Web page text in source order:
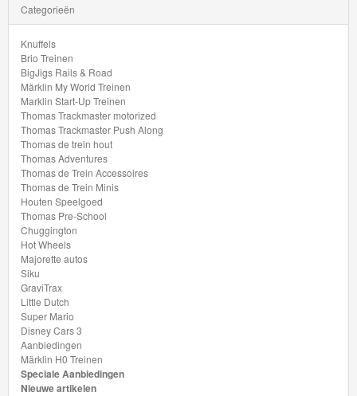
Marklin
Start-
Up
Treinen
Thomas
Trackmaster
motorized
Thomas
Trackmaster
Push
Along
Thomas
de
trein
hout
Categorieën
Knuffels
Brio Treinen
BigJigs Rails & Road
Märklin My World Treinen
Marklin Start-Up Treinen
Thomas Trackmaster motorized
Thomas Trackmaster Push Along
Thomas de trein hout
Thomas Adventures
Thomas de Trein Accessoires
Thomas de Trein Minis
Houten Speelgoed
Thomas Pre-School
Chuggington
Hot Wheels
Majorette autos
Siku
GraviTrax
Little Dutch
Super Mario
Disney Cars 3
Aanbiedingen
Märklin H0 Treinen
Speciale Aanbiedingen
Nieuwe artikelen